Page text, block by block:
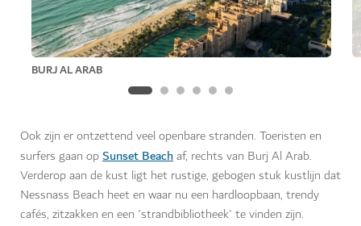
BURJ AL ARAB
Ook zijn er ontzettend veel openbare stranden. Toeristen en
surfers gaan opSunset Beachaf, rechts van Burj Al Arab.
Verderop aan de kust ligt het rustige, gebogen stuk kustlijn dat
Nessnass Beach heet en waar nu een hardloopbaan, trendy
cafés, zitzakken en een 'strandbibliotheek' te vinden zijn.